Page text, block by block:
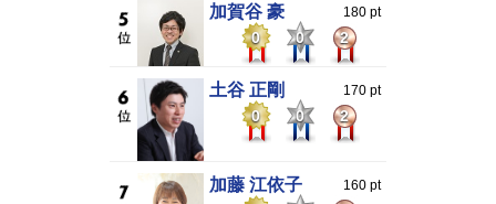
加賀谷 豪 180 pt
0 0 2
土谷 正剛 170 pt
0 0 2
加藤 江依子 160 pt